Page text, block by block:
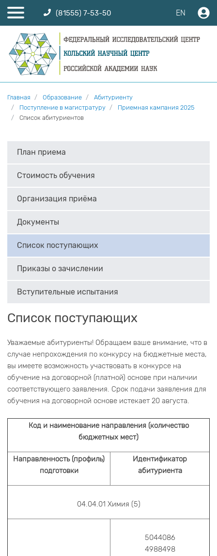
(81555) 7-53-50 EN
Главная Образование
Абитуриенту
Поступление в магистратуру
Приемная кампания 2025
Список абитуриентов
План приема
Стоимость обучения
Организация приёма
Документы
Список поступающих
Приказы о зачислении
Вступительные испытания
Список поступающих
Уважаемые абитуриенты! Обращаем ваше внимание, что в
случае непрохождения по конкурсу на бюджетные места,
вы имеете возможность участвовать в конкурсе на
обучение на договорной (платной) основе при наличии
соответствующего заявления. Срок подачи заявления для
обучения на договорной основе истекает 20 августа.
Код и наименование направления (количество
бюджетных мест)
Направленность (профиль)
подготовки
Идентификатор
абитуриента
04.04.01 Химия (5)
5044086
4988498